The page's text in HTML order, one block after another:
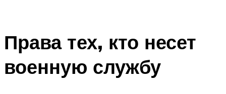
Права тех, кто несет
военную службу